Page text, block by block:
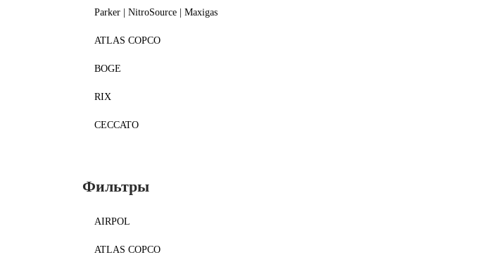
Parker | NitroSource | Maxigas
ATLAS COPCO
BOGE
RIX
CECCATO
Фильтры
AIRPOL
ATLAS COPCO